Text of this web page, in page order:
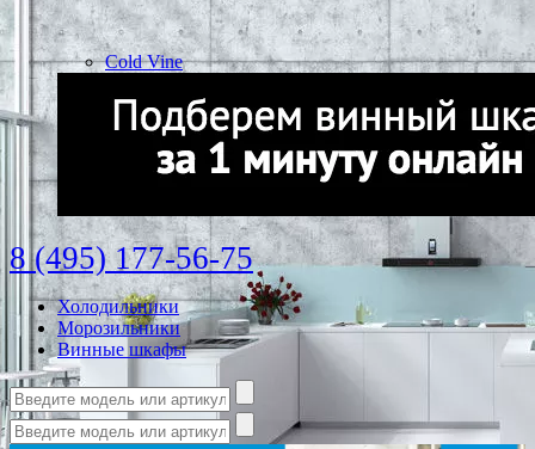
Cold Vine
8 (495) 177-56-75
Холодильники
Морозильники
Винные шкафы